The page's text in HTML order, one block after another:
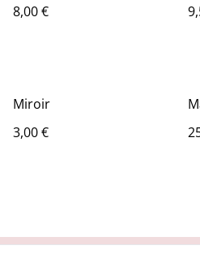
8,00 €
Miroir
3,00 €